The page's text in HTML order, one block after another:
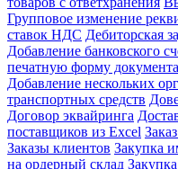
Групповое изменение
ставок НДС Дебиторская
Добавление банковского
печатную форму документа
Добавление нескольких
транспортных средств
Договор эквайринга
поставщиков из Excel
Заказы клиентов Закупка
на ордерный склад